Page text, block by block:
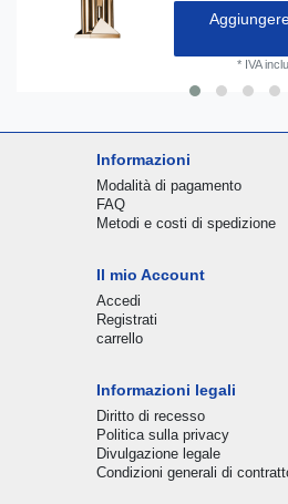
* IVA
Informazioni
Modalità di pagamento
FAQ
Metodi e costi di spedizione
Il mio Account
Accedi
Registrati
carrello
Informazioni legali
Diritto di recesso
Politica sulla privacy
Divulgazione legale
Condizioni generali di